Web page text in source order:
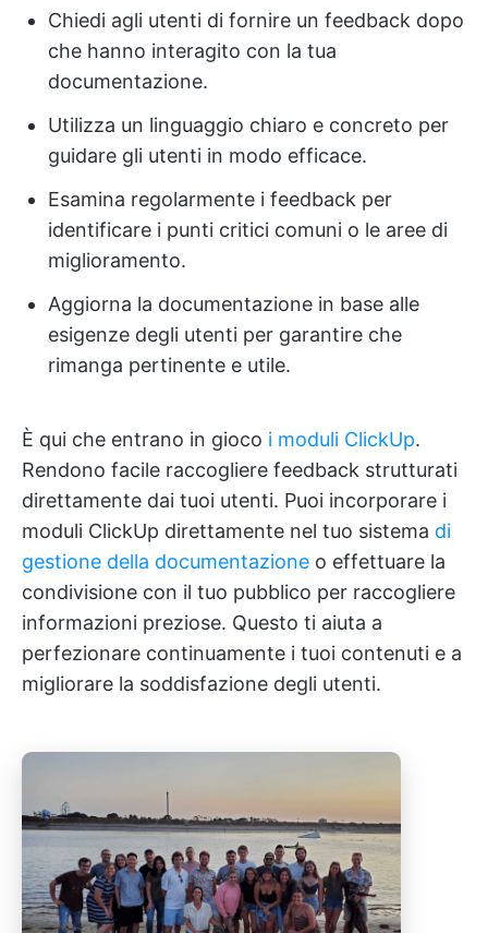
Chiedi agli utenti di fornire un feedback dopo
che hanno interagito con la tua
documentazione.
Utilizza un linguaggio chiaro e concreto per
guidare gli utenti in modo efficace.
Esamina regolarmente i feedback per
identificare i punti critici comuni o le aree di
miglioramento.
Aggiorna la documentazione in base alle
esigenze degli utenti per garantire che
rimanga pertinente e utile.
È qui che entrano in gioco i moduli ClickUp.
Rendono facile raccogliere feedback strutturati
direttamente dai tuoi utenti. Puoi incorporare i
moduli ClickUp direttamente nel tuo sistema di
gestione della documentazione o effettuare la
condivisione con il tuo pubblico per raccogliere
informazioni preziose. Questo ti aiuta a
perfezionare continuamente i tuoi contenuti e a
migliorare la soddisfazione degli utenti.